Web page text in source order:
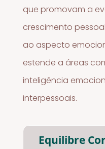
que promovam a
crescimento
ao aspecto
estende a áreas
inteligência
interpessoais.
Equilibre